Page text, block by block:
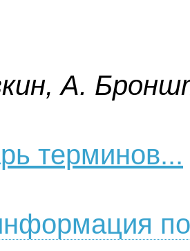
A.
терминов...